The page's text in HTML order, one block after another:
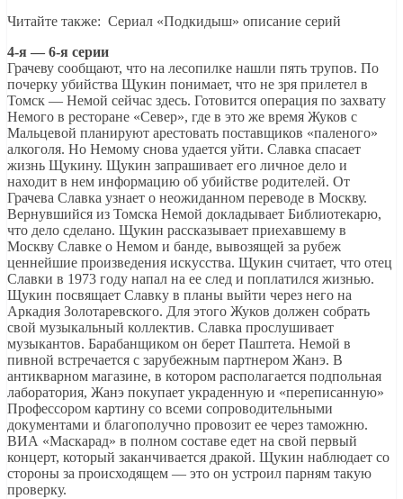
Читайте также: Сериал «Подкидыш» описание серий
4-я — 6-я серии
Грачеву сообщают, что на лесопилке нашли пять трупов. По
почерку убийства Щукин понимает, что не зря прилетел в
Томск — Немой сейчас здесь. Готовится операция по захвату
Немого в ресторане «Север», где в это же время Жуков с
Мальцевой планируют арестовать поставщиков «паленого»
алкоголя. Но Немому снова удается уйти. Славка спасает
жизнь Щукину. Щукин запрашивает его личное дело и
находит в нем информацию об убийстве родителей. От
Грачева Славка узнает о неожиданном переводе в Москву.
Вернувшийся из Томска Немой докладывает Библиотекарю,
что дело сделано. Щукин рассказывает приехавшему в
Москву Славке о Немом и банде, вывозящей за рубеж
ценнейшие произведения искусства. Щукин считает, что отец
Славки в 1973 году напал на ее след и поплатился жизнью.
Щукин посвящает Славку в планы выйти через него на
Аркадия Золотаревского. Для этого Жуков должен собрать
свой музыкальный коллектив. Славка прослушивает
музыкантов. Барабанщиком он берет Паштета. Немой в
пивной встречается с зарубежным партнером Жанэ. В
антикварном магазине, в котором располагается подпольная
лаборатория, Жанэ покупает украденную и «переписанную»
Профессором картину со всеми сопроводительными
документами и благополучно провозит ее через таможню.
ВИА «Маскарад» в полном составе едет на свой первый
концерт, который заканчивается дракой. Щукин наблюдает со
стороны за происходящем — это он устроил парням такую
проверку.